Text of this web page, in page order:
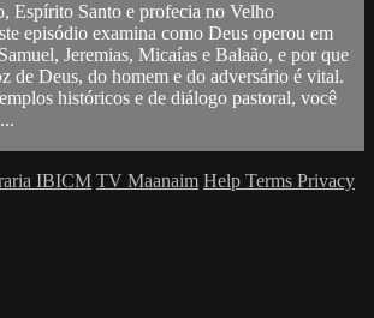
Espírito Santo e profecia no Velho
episódio examina como Deus operou em
Jeremias, Micaías e Balaão, e por que
de Deus, do homem e do adversário é vital.
históricos e de diálogo pastoral, você
IBICM TV Maanaim Help Terms Privacy